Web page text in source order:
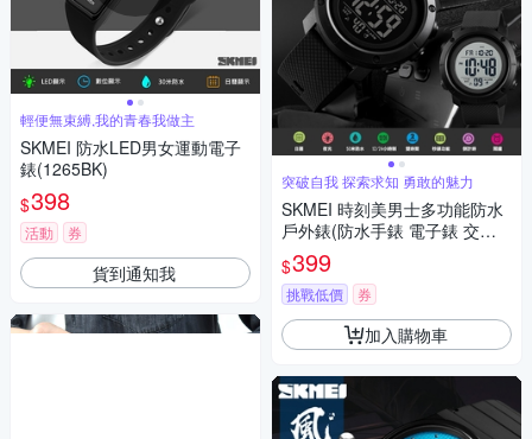
輕便無束縛,我的青春我做主
SKMEI 防水LED男女運動電子
錶(1265BK)
$398
活動 券
貨到通知我
突破自我 探索求知 勇敢的魅力
SKMEI 時刻美男士多功能防水
戶外錶(防水手錶 電子錶 交換
禮物 手錶 簡約手錶/1434)
$399
挑戰低價 券
加入購物車